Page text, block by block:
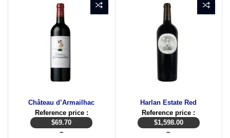
Château d’Armailhac
Reference price :
$69.70
~
Harlan Estate Red
Reference price :
$1,598.00
~